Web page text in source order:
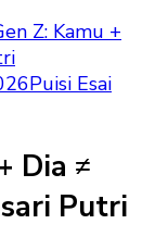
Z: Kamu +
Puisi Esai
Dia ≠
Putri